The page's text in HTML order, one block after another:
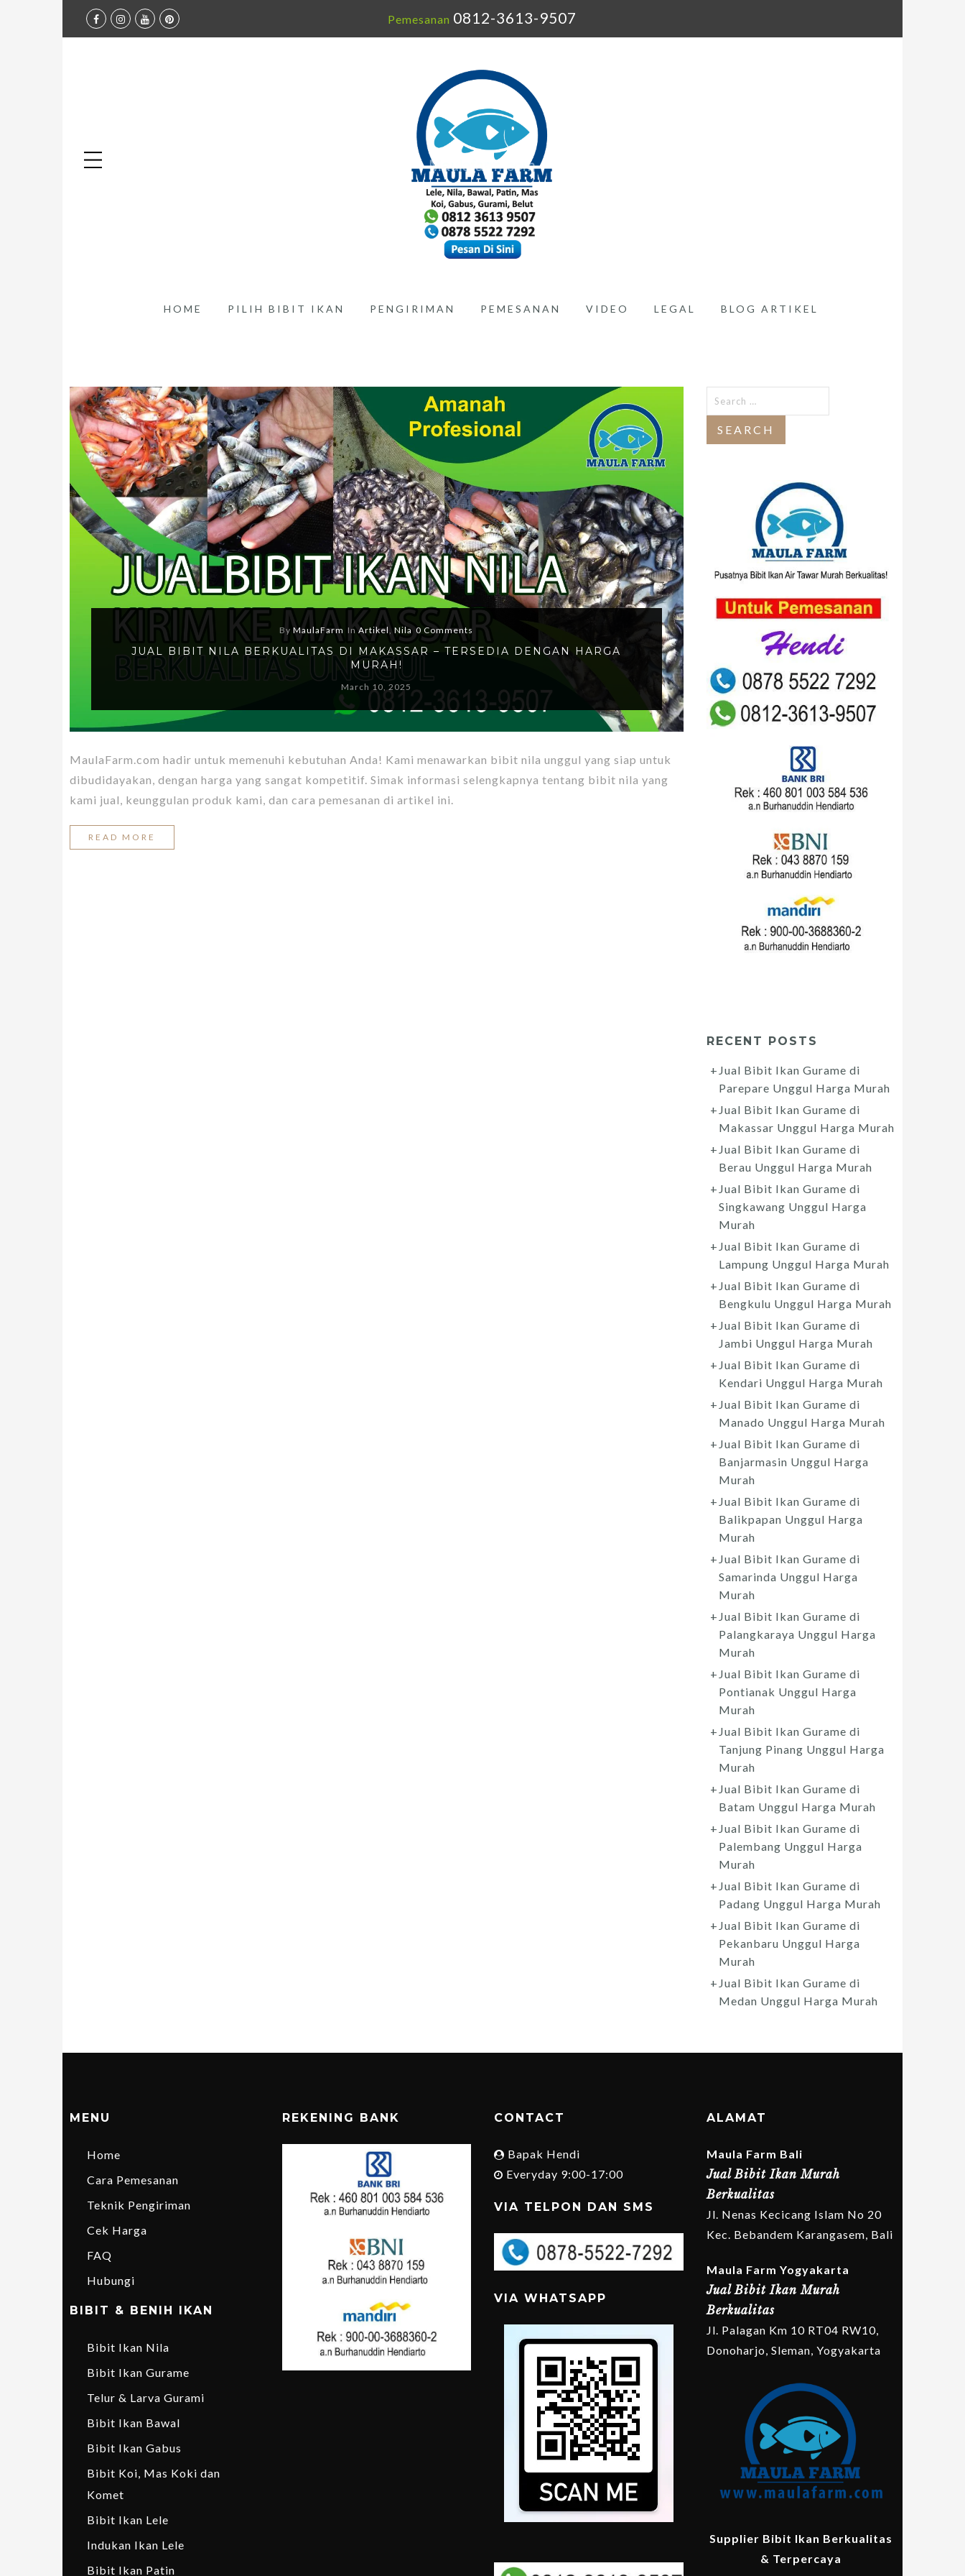
Pemesanan 0812-3613-9507
HOME PILIH BIBIT IKAN PENGIRIMAN PEMESANAN VIDEO LEGAL BLOG ARTIKEL
ByMaulaFarm InArtikel,Nila 0 Comments
JUAL BIBIT NILA BERKUALITAS DI MAKASSAR – TERSEDIA DENGAN HARGA
MURAH!
March 10, 2025
MaulaFarm.com hadir untuk memenuhi kebutuhan Anda! Kami menawarkan bibit nila unggul yang siap untuk
dibudidayakan, dengan harga yang sangat kompetitif. Simak informasi selengkapnya tentang bibit nila yang
kami jual, keunggulan produk kami, dan cara pemesanan di artikel ini.
READ MORE
Search
for:
RECENT POSTS
Jual Bibit Ikan Gurame di
Parepare Unggul Harga Murah
Jual Bibit Ikan Gurame di
Makassar Unggul Harga Murah
Jual Bibit Ikan Gurame di
Berau Unggul Harga Murah
Jual Bibit Ikan Gurame di
Singkawang Unggul Harga
Murah
Jual Bibit Ikan Gurame di
Lampung Unggul Harga Murah
Jual Bibit Ikan Gurame di
Bengkulu Unggul Harga Murah
Jual Bibit Ikan Gurame di
Jambi Unggul Harga Murah
Jual Bibit Ikan Gurame di
Kendari Unggul Harga Murah
Jual Bibit Ikan Gurame di
Manado Unggul Harga Murah
Jual Bibit Ikan Gurame di
Banjarmasin Unggul Harga
Murah
Jual Bibit Ikan Gurame di
Balikpapan Unggul Harga
Murah
Jual Bibit Ikan Gurame di
Samarinda Unggul Harga
Murah
Jual Bibit Ikan Gurame di
Palangkaraya Unggul Harga
Murah
Jual Bibit Ikan Gurame di
Pontianak Unggul Harga
Murah
Jual Bibit Ikan Gurame di
Tanjung Pinang Unggul Harga
Murah
Jual Bibit Ikan Gurame di
Batam Unggul Harga Murah
Jual Bibit Ikan Gurame di
Palembang Unggul Harga
Murah
Jual Bibit Ikan Gurame di
Padang Unggul Harga Murah
Jual Bibit Ikan Gurame di
Pekanbaru Unggul Harga
Murah
Jual Bibit Ikan Gurame di
Medan Unggul Harga Murah
MENU
Home
Cara Pemesanan
Teknik Pengiriman
Cek Harga
FAQ
Hubungi
BIBIT & BENIH IKAN
Bibit Ikan Nila
Bibit Ikan Gurame
Telur & Larva Gurami
Bibit Ikan Bawal
Bibit Ikan Gabus
Bibit Koi, Mas Koki dan
Komet
Bibit Ikan Lele
Indukan Ikan Lele
Bibit Ikan Patin
REKENING BANK CONTACT
Bapak Hendi
Everyday 9:00-17:00
VIA TELPON DAN SMS
VIA WHATSAPP
ALAMAT
Maula Farm Bali
Jual Bibit Ikan Murah
Berkualitas
Jl. Nenas Kecicang Islam No 20
Kec. Bebandem Karangasem, Bali
Maula Farm Yogyakarta
Jual Bibit Ikan Murah
Berkualitas
Jl. Palagan Km 10 RT04 RW10,
Donoharjo, Sleman, Yogyakarta
Supplier Bibit Ikan Berkualitas
& Terpercaya